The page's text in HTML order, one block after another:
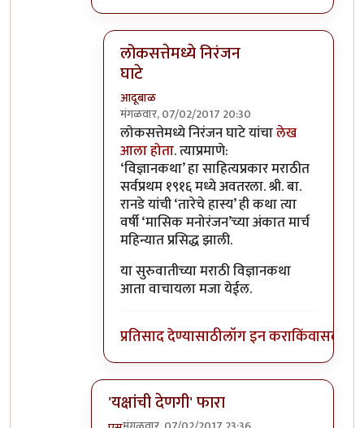
लोकसत्तेमध्ये निरंजन
घाटे
आदूबाळ
मंगळवार, 07/02/2017 20:30
In reply toजबरदस्त कथासंग्रहby
लोकसत्तेमध्ये निरंजन घाटे यांचालेख
आला होता. त्याप्रमाणे:
‘विज्ञानकथा’ हा साहित्यप्रकार मराठीत
सर्वप्रथम १९१६ मध्ये अवतरला. श्री. बा.
रानडे यांची ‘तारेचे हास्य’ ही कथा त्या
वर्षी ‘मासिक मनोरंजन’च्या अंकात मार्च
महिन्यात प्रसिद्ध झाली.
या सुरुवातीच्या मराठी विज्ञानकथा
आता वाचायला मजा येईल.
प्रतिसाद देण्यासाठीलॉग इन कराकिंवासदस्य
'यक्षांची देणगी' फारा